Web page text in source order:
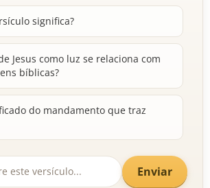
significa?
Jesus como luz se relaciona com
bíblicas?
do mandamento que traz
Enviar